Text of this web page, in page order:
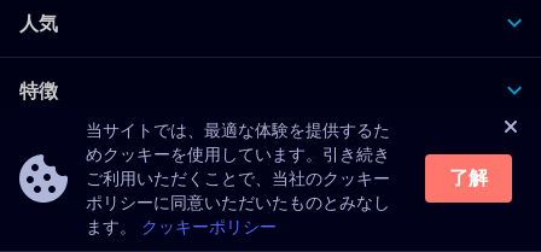
当サイトでは、最適な体験を提供するた
めクッキーを使用しています。引き続き
ご利用いただくことで、当社のクッキー
ポリシーに同意いただいたものとみなし
ます。 クッキーポリシー
了解
人気
特徴
方針